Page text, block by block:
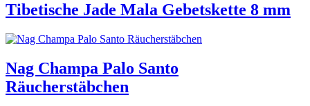
Tibetische Jade Mala Gebetskette 8 mm
Nag Champa Palo Santo
Räucherstäbchen